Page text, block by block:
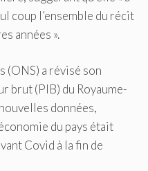
coup l’ensemble du récit
années ».
(ONS) a révisé son
brut (PIB) du Royaume-
données,
du pays était
Covid à la fin de